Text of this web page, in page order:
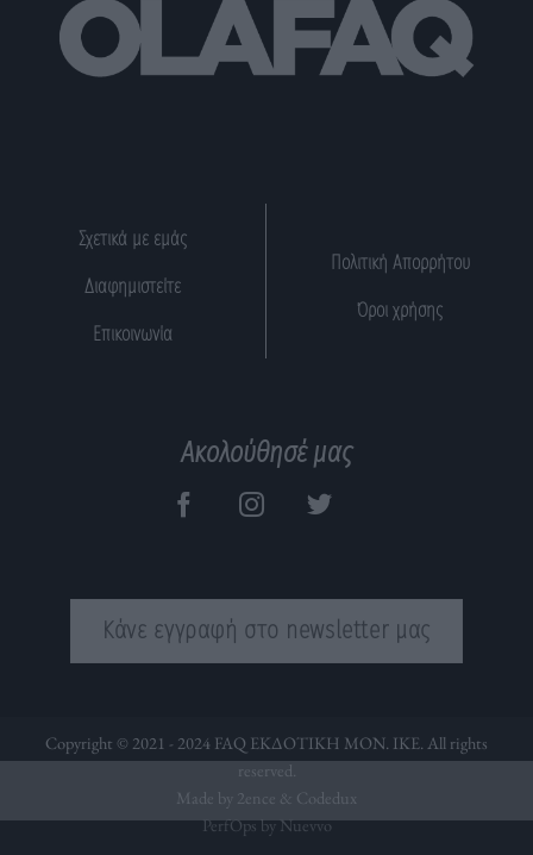
Σχετικά με εμάς
Διαφημιστείτε
Επικοινωνία
Πολιτική Απορρήτου
Όροι χρήσης
Ακολούθησέ μας
Κάνε εγγραφή στο newsletter μας
Copyright © 2021 - 2024 FAQ ΕΚΔΟΤΙΚΗ ΜΟΝ. ΙΚΕ. All rights
reserved.
Made by 2ence & Codedux
PerfOps by Nuevvo